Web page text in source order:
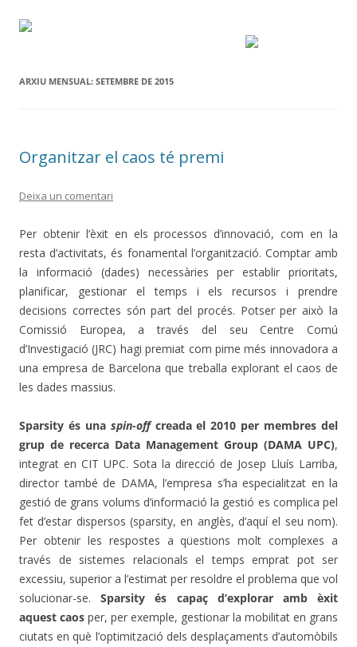
ARXIU MENSUAL: SETEMBRE DE 2015
Organitzar el caos té premi
Deixa un comentari
Per obtenir l’èxit en els processos d’innovació, com en la
resta d’activitats, és fonamental l’organització. Comptar amb
la informació (dades) necessàries per establir prioritats,
planificar, gestionar el temps i els recursos i prendre
decisions correctes són part del procés. Potser per això la
Comissió Europea, a través del seu Centre Comú
d’Investigació (JRC) hagi premiat com pime més innovadora a
una empresa de Barcelona que treballa explorant el caos de
les dades massius.
Sparsity és una spin-offcreada el 2010 per membres del
grup de recerca Data Management Group (DAMA UPC),
integrat en CIT UPC. Sota la direcció de Josep Lluís Larriba,
director també de DAMA, l’empresa s’ha especialitzat en la
gestió de grans volums d’informació la gestió es complica pel
fet d’estar dispersos (sparsity, en anglès, d’aquí el seu nom).
Per obtenir les respostes a qüestions molt complexes a
través de sistemes relacionals el temps emprat pot ser
excessiu, superior a l’estimat per resoldre el problema que vol
solucionar-se.Sparsity és capaç d’explorar amb èxit
aquest caos per, per exemple, gestionar la mobilitat en grans
ciutats en què l’optimització dels desplaçaments d’automòbils